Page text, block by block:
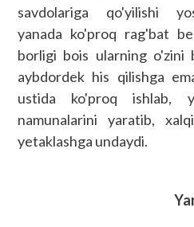
savdolariga qo'yilishi
yanada ko'proq rag'bat
borligi bois ularning o'zini
aybdordek his qilishga
ustida ko'proq ishlab,
namunalarini yaratib,
yetaklashga undaydi.